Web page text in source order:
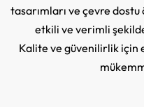
tasarımları ve çevre
etkili ve verimli
Kalite ve güvenilirlik için